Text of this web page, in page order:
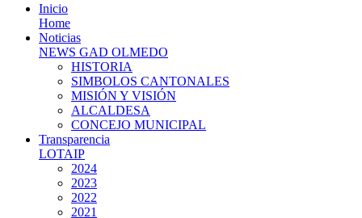
Inicio
Home
Noticias
NEWS GAD OLMEDO
HISTORIA
SIMBOLOS CANTONALES
MISIÓN Y VISIÓN
ALCALDESA
CONCEJO MUNICIPAL
Transparencia
LOTAIP
2024
2023
2022
2021